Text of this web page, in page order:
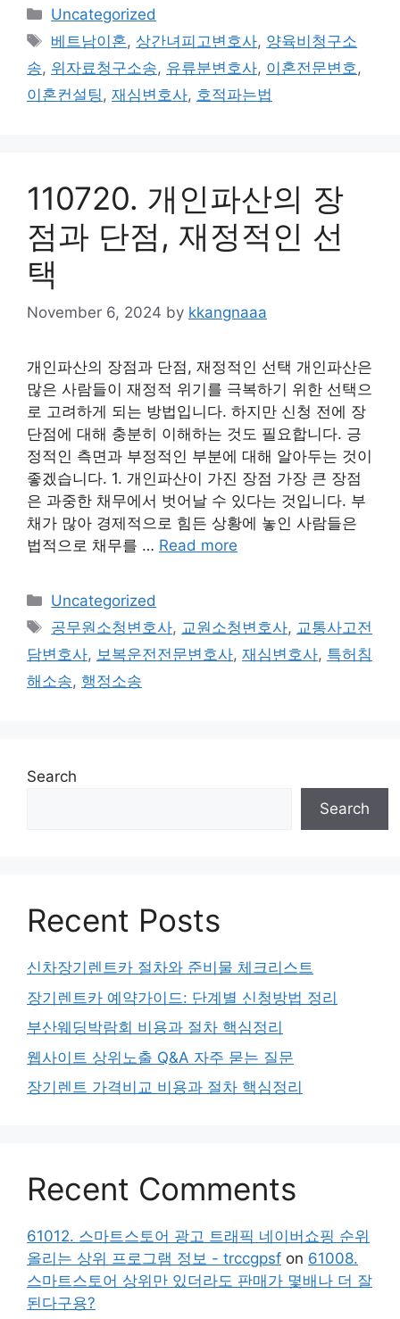
Categories
Uncategorized
Tags
베트남이혼, 상간녀피고변호사, 양육비청구소
송, 위자료청구소송, 유류분변호사, 이혼전문변호 ,
이혼컨설팅 , 재심변호사, 호적파는법
110720. 개인파산의 장
점과 단점, 재정적인 선
택
November 6, 2024 by kkangnaaa
개인파산의 장점과 단점, 재정적인 선택 개인파산은
많은 사람들이 재정적 위기를 극복하기 위한 선택으
로 고려하게 되는 방법입니다. 하지만 신청 전에 장
단점에 대해 충분히 이해하는 것도 필요합니다. 긍
정적인 측면과 부정적인 부분에 대해 알아두는 것이
좋겠습니다. 1. 개인파산이 가진 장점 가장 큰 장점
은 과중한 채무에서 벗어날 수 있다는 것입니다. 부
채가 많아 경제적으로 힘든 상황에 놓인 사람들은
법적으로 채무를 … Read more
Categories
Uncategorized
Tags
공무원소청변호사, 교원소청변호사, 교통사고전
담변호사, 보복운전전문변호사, 재심변호사, 특허침
해소송, 행정소송
Search
Search
Recent Posts
신차장기렌트카 절차와 준비물 체크리스트
장기렌트카 예약가이드: 단계별 신청방법 정리
부산웨딩박람회 비용과 절차 핵심정리
웹사이트 상위노출 Q&A 자주 묻는 질문
장기렌트 가격비교 비용과 절차 핵심정리
Recent Comments
61012. 스마트스토어 광고 트래픽 네이버쇼핑 순위
올리는 상위 프로그램 정보 - trccgpsf on 61008.
스마트스토어 상위만 있더라도 판매가 몇배나 더 잘
된다구용?